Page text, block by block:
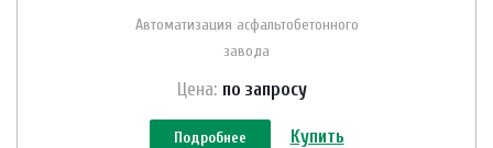
Автоматизация асфальтобетонного
завода
Цена: по запросу
Подробнее Купить